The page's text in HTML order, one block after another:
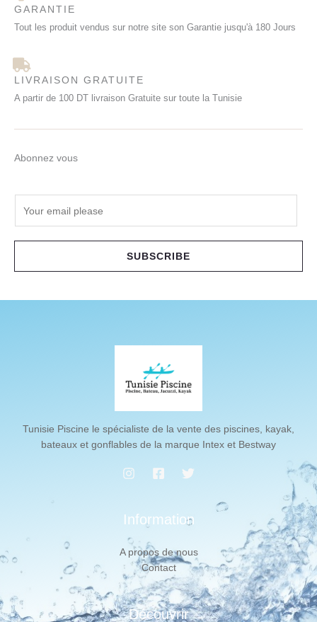
GARANTIE
Tout les produit vendus sur notre site son Garantie jusqu'à 180 Jours
LIVRAISON GRATUITE
A partir de 100 DT livraison Gratuite sur toute la Tunisie
Abonnez vous
SUBSCRIBE
Tunisie Piscine le spécialiste de la vente des piscines, kayak,
bateaux et gonflables de la marque Intex et Bestway
Information
A propos de nous
Contact
Découvrir